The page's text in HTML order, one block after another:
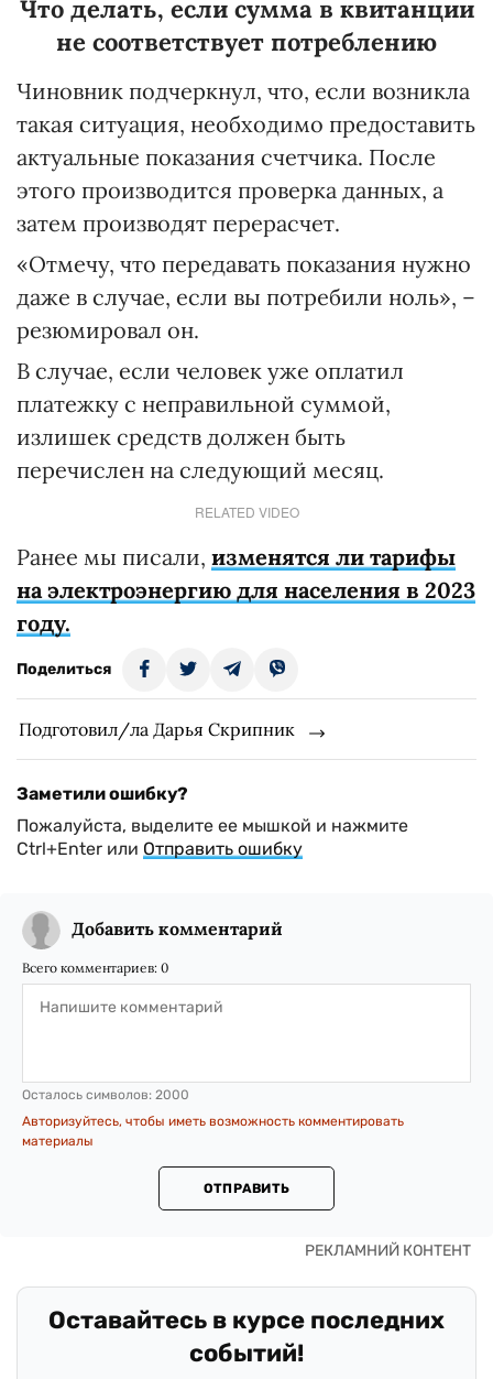
Что делать, если сумма в квитанции
не соответствует потреблению
Чиновник подчеркнул, что, если возникла
такая ситуация, необходимо предоставить
актуальные показания счетчика. После
этого производится проверка данных, а
затем производят перерасчет.
«Отмечу, что передавать показания нужно
даже в случае, если вы потребили ноль», –
резюмировал он.
В случае, если человек уже оплатил
платежку с неправильной суммой,
излишек средств должен быть
перечислен на следующий месяц.
RELATED VIDEO
Ранее мы писали, изменятся ли тарифы
на электроэнергию для населения в 2023
году.
Поделиться
Подготовил/ла Дарья Скрипник
Заметили ошибку?
Пожалуйста, выделите ее мышкой и нажмите
Ctrl+Enter или Отправить ошибку
Добавить комментарий
Всего комментариев: 0
Осталось символов: 2000
Авторизуйтесь, чтобы иметь возможность комментировать
материалы
ОТПРАВИТЬ
Оставайтесь в курсе последних
событий!